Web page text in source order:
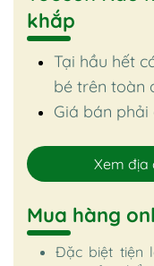
khắp
Tại hầu hết
bé trên toàn
Giá bán phải
Xem địa
Mua hàng
Đặc biệt tiện